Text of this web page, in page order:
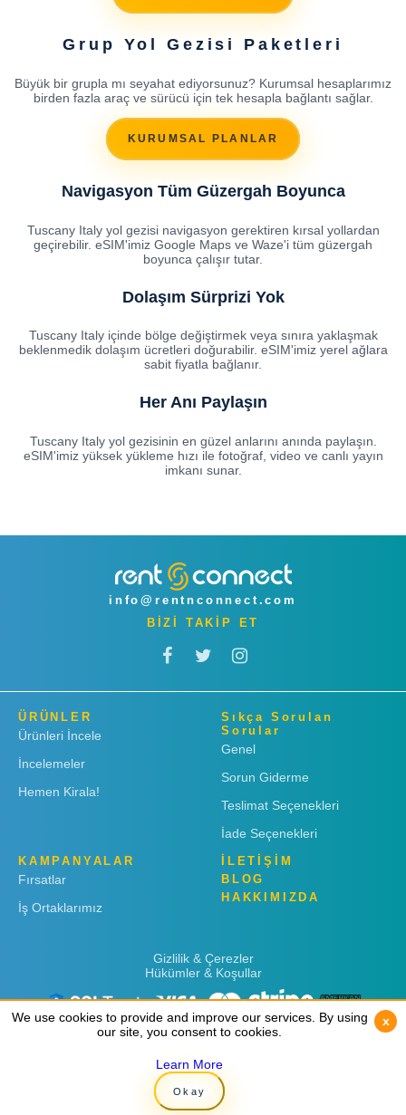
Grup Yol Gezisi Paketleri
Büyük bir grupla mı seyahat ediyorsunuz? Kurumsal hesaplarımız
birden fazla araç ve sürücü için tek hesapla bağlantı sağlar.
KURUMSAL PLANLAR
Navigasyon Tüm Güzergah Boyunca
Tuscany Italy yol gezisi navigasyon gerektiren kırsal yollardan
geçirebilir. eSIM'imiz Google Maps ve Waze'i tüm güzergah
boyunca çalışır tutar.
Dolaşım Sürprizi Yok
Tuscany Italy içinde bölge değiştirmek veya sınıra yaklaşmak
beklenmedik dolaşım ücretleri doğurabilir. eSIM'imiz yerel ağlara
sabit fiyatla bağlanır.
Her Anı Paylaşın
Tuscany Italy yol gezisinin en güzel anlarını anında paylaşın.
eSIM'imiz yüksek yükleme hızı ile fotoğraf, video ve canlı yayın
imkanı sunar.
info@rentnconnect.com
BİZİ TAKİP ET
ÜRÜNLER
Ürünleri İncele
İncelemeler
Hemen Kirala!
Sıkça Sorulan
Sorular
Genel
Sorun Giderme
Teslimat Seçenekleri
İade Seçenekleri
KAMPANYALAR
Fırsatlar
İş Ortaklarımız
İLETİŞİM
BLOG
HAKKIMIZDA
Gizlilik & Çerezler
Hükümler & Koşullar
Copyright © 2019 Rent 'n Connect
We use cookies to provide and improve our services. By using
our site, you consent to cookies.
Learn More
Okay
x
We use cookies to provide and improve our services. By using
our site, you consent to cookies.
Learn More
Okay
x